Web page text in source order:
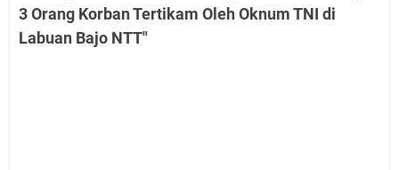
3 Orang Korban Tertikam Oleh Oknum TNI di
Labuan Bajo NTT"